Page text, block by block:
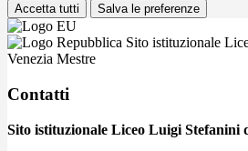
Accetta tutti Salva le preferenze
Sito istituzionale
Venezia Mestre
Contatti
Sito istituzionale Liceo Luigi Stefanini